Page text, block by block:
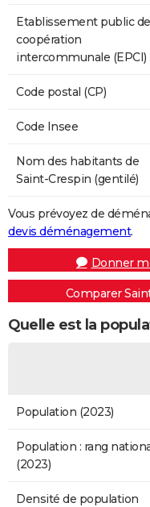
Etablissement public de
coopération
intercommunale (EPCI)
Code postal (CP)
Code Insee
Nom des habitants de
Saint-Crespin (gentilé)
Vous prévoyez de
devis déménagement.
Donner
Comparer
Quelle est la
Population (2023)
Population : rang
(2023)
Densité de population